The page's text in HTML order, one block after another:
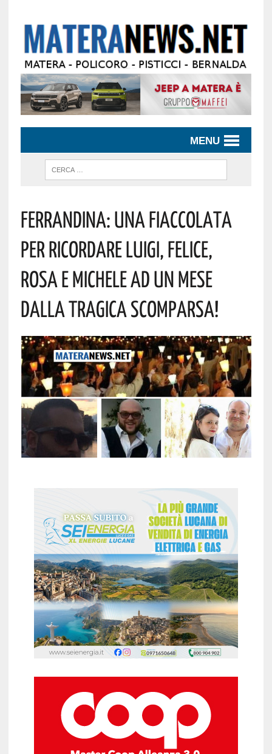
MENU
FERRANDINA: UNA FIACCOLATA
PER RICORDARE LUIGI, FELICE,
ROSA E MICHELE AD UN MESE
DALLA TRAGICA SCOMPARSA!